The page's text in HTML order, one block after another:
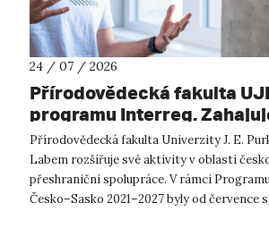
24 / 07 / 2026
Přírodovědecká fakulta
programu Interreg.
přeshraniční projekty se
partnery
Přírodovědecká fakulta Univerzity J. E.
Labem rozšiřuje své aktivity v oblasti
přeshraniční spolupráce. V rámci
Česko–Sasko 2021–2027 byly od července